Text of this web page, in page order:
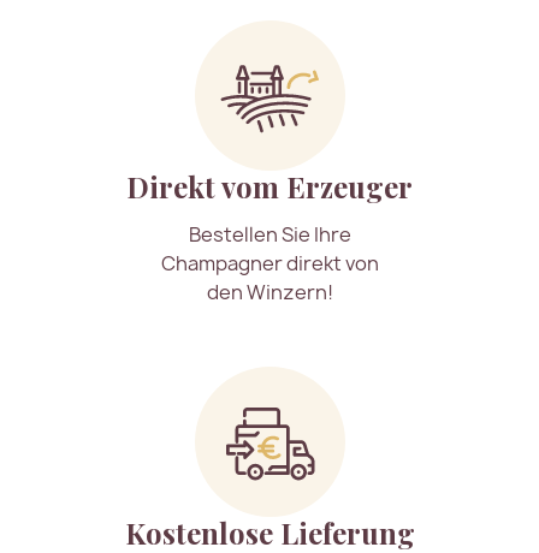
Direkt vom Erzeuger
Bestellen Sie Ihre
Champagner direkt von
den Winzern!
Kostenlose Lieferung